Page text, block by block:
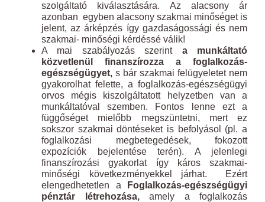
szolgáltató kiválasztására. Az alacsony ár
azonban egyben alacsony szakmai minőséget is
jelent, az árképzés így gazdaságossági és nem
szakmai- minőségi kérdéssé válik!
A mai szabályozás szerint a munkáltató
közvetlenül finanszírozza a foglalkozás-
egészségügyet, s bár szakmai felügyeletet nem
gyakorolhat felette, a foglalkozás-egészségügyi
orvos mégis kiszolgáltatott helyzetben van a
munkáltatóval szemben. Fontos lenne ezt a
függőséget mielőbb megszüntetni, mert ez
sokszor szakmai döntéseket is befolyásol (pl. a
foglalkozási megbetegedések, fokozott
expozíciók bejelentése terén). A jelenlegi
finanszírozási gyakorlat így káros szakmai-
minőségi következményekkel járhat. Ezért
elengedhetetlen a
Foglalkozás-egészségügyi
pénztár létrehozása,amely a foglalkozás